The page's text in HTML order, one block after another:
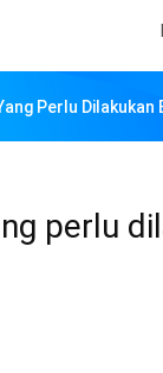
Perlu
perlu